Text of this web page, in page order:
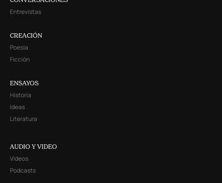
Entrevistas
CREACIÓN
Poesía
Ficción
ENSAYOS
Historia
Ideas
Literatura
AUDIO Y VIDEO
Videos
Podcasts